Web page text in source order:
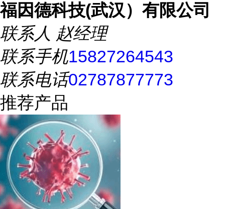
福因德科技(武汉）有限公司
联系人 赵经理
联系手机15827264543
联系电话02787877773
推荐产品